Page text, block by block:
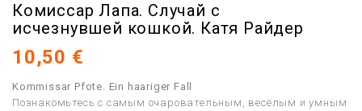
Комиссар Лапа. Случай с
исчезнувшей кошкой. Катя Райдер
10,50 €
Kommissar Pfote. Ein haariger Fall
Познакомьтесь с самым очаровательным, весёлым и умным